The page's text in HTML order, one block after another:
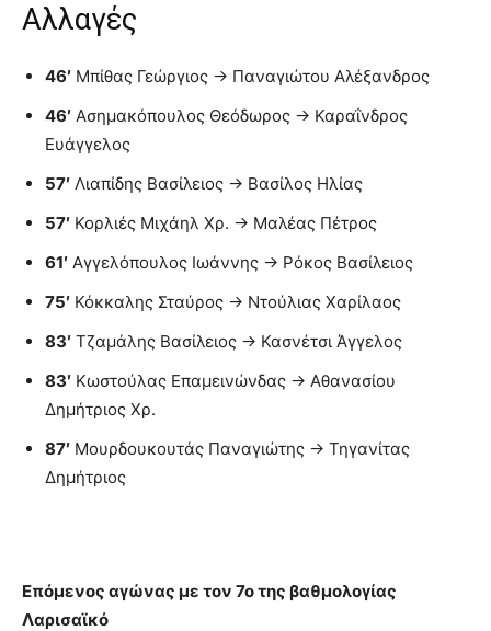
Αλλαγές
46′ Μπίθας Γεώργιος → Παναγιώτου Αλέξανδρος
46′ Ασημακόπουλος Θεόδωρος → Καραΐνδρος
Ευάγγελος
57′ Λιαπίδης Βασίλειος → Βασίλος Ηλίας
57′ Κορλιές Μιχάηλ Χρ. → Μαλέας Πέτρος
61′ Αγγελόπουλος Ιωάννης → Ρόκος Βασίλειος
75′ Κόκκαλης Σταύρος → Ντούλιας Χαρίλαος
83′ Τζαμάλης Βασίλειος → Κασνέτσι Άγγελος
83′ Κωστούλας Επαμεινώνδας → Αθανασίου
Δημήτριος Χρ.
87′ Μουρδουκουτάς Παναγιώτης → Τηγανίτας
Δημήτριος
Επόμενος αγώνας με τον 7ο της βαθμολογίας
Λαρισαϊκό